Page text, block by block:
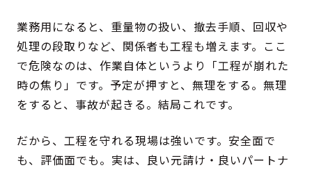
業務用になると、重量物の扱い、撤去手順、回収や
処理の段取りなど、関係者も工程も増えます。ここ
で危険なのは、作業自体というより「工程が崩れた
時の焦り」です。予定が押すと、無理をする。無理
をすると、事故が起きる。結局これです。
だから、工程を守れる現場は強いです。安全面で
も、評価面でも。実は、良い元請け・良いパートナ